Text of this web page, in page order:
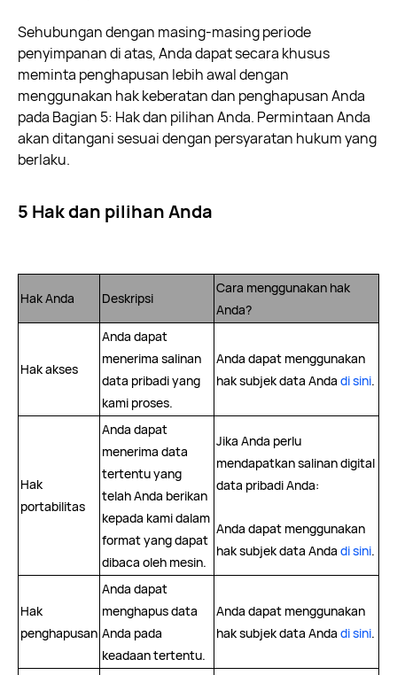
Sehubungan dengan masing-masing periode
penyimpanan di atas, Anda dapat secara khusus
meminta penghapusan lebih awal dengan
menggunakan hak keberatan dan penghapusan Anda
pada Bagian 5: Hak dan pilihan Anda. Permintaan Anda
akan ditangani sesuai dengan persyaratan hukum yang
berlaku.
5 Hak dan pilihan Anda
Hak Anda Deskripsi
Cara menggunakan hak
Anda?
Hak akses
Anda dapat
menerima salinan
data pribadi yang
kami proses.
Anda dapat menggunakan
hak subjek data Anda di sini.
Hak
portabilitas
Anda dapat
menerima data
tertentu yang
telah Anda berikan
kepada kami dalam
format yang dapat
dibaca oleh mesin.
Jika Anda perlu
mendapatkan salinan digital
data pribadi Anda:
Anda dapat menggunakan
hak subjek data Anda di sini.
Hak
penghapusan
Anda dapat
menghapus data
Anda pada
keadaan tertentu.
Anda dapat menggunakan
hak subjek data Anda di sini.